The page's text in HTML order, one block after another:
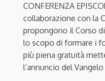
CONFERENZA
collaborazione con la
propongono il Corso
lo scopo di formare i
più piena gratuità
l’annuncio del